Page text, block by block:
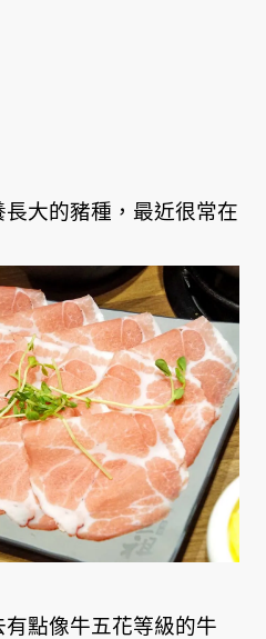
大的豬種，最近很常在
點像牛五花等級的牛